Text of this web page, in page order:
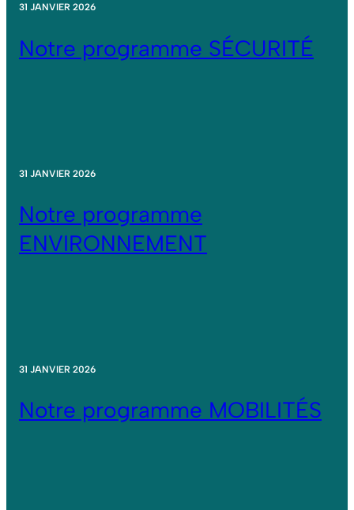
31 JANVIER 2026
Notre programme SÉCURITÉ
31 JANVIER 2026
Notre programme
ENVIRONNEMENT
31 JANVIER 2026
Notre programme MOBILITÉS